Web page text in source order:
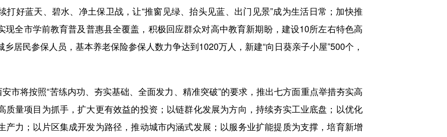
打好蓝天、碧水、净土保卫战，让“推窗见绿、抬头见蓝、出门见景”成为生活日常；加快推
现全市学前教育普及普惠县全覆盖，积极回应群众对高中教育新期盼，建设10所左右特色高
居民参保人员，基本养老保险参保人数力争达到1020万人，新建“向日葵亲子小屋”500个，
将按照“苦练内功、夯实基础、全面发力、精准突破”的要求，推出七方面重点举措夯实高
质量项目为抓手，扩大更有效益的投资；以链群化发展为方向，持续夯实工业底盘；以优化
产力；以片区集成开发为路径，推动城市内涵式发展；以服务业扩能提质为支撑，培育新增